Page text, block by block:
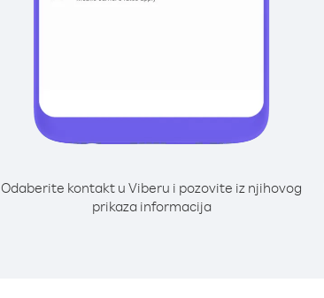
Odaberite kontakt u Viberu i pozovite iz njihovog
prikaza informacija